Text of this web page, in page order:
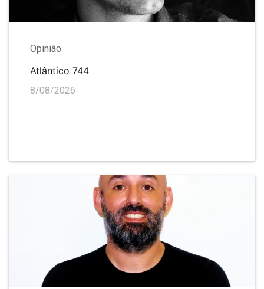
Opinião
Atlântico 744
8/08/2026